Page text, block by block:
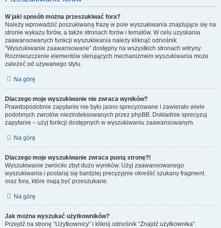
W jaki sposób można przeszukiwać fora?
Należy wprowadzić poszukiwaną frazę w pole wyszukiwania znajdujące się na
stronie wykazu forów, a także stronach forów i tematów. W celu uzyskania
zaawansowanych funkcji wyszukiwania należy kliknąć odnośnik
“Wyszukiwanie zaawansowane” dostępny na wszystkich stronach witryny.
Rozmieszczenie elementów sterujących mechanizmem wyszukiwania może
zależeć od używanego stylu.
Na górę
Dlaczego moje wyszukiwanie nie zwraca wyników?
Prawdopodobnie zapytanie nie było jasno sprecyzowane i zawierało wiele
podobnych zwrotów niezindeksowanych przez phpBB. Dokładnie sprecyzuj
zapytanie – użyj funkcji dostępnych w wyszukiwaniu zaawansowanym.
Na górę
Dlaczego moje wyszukiwanie zwraca pustą stronę?!
Wyszukiwanie zwróciło zbyt dużo wyników. Użyj zaawansowanego
wyszukiwania i postaraj się bardziej precyzyjnie określić szukany fragment
oraz fora, które mają być przeszukane.
Na górę
Jak można wyszukać użytkowników?
Przejdź na stronę “Użytkownicy” i kliknij odnośnik “Znajdź użytkownika”.